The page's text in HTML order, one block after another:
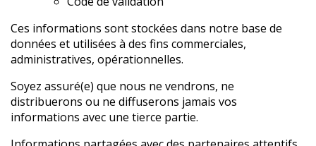
Ces informations sont stockées dans notre base de
données et utilisées à des fins commerciales,
administratives, opérationnelles.
Soyez assuré(e) que nous ne vendrons, ne
distribuerons ou ne diffuserons jamais vos
informations avec une tierce partie.